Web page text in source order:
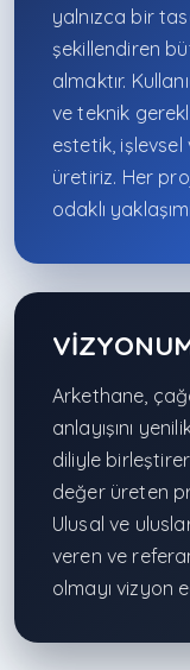
yalnızca bir
şekillendiren
almaktır.
ve teknik
estetik,
üretiriz. Her
odaklı
Arkethane,
anlayışını
diliyle
değer üreten
Ulusal ve
veren ve
olmayı vizyon